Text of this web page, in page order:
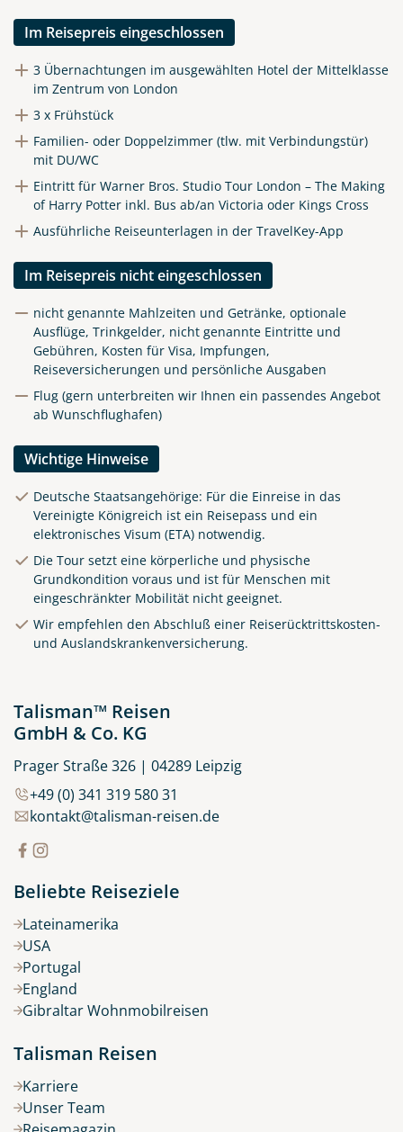
Morgenpanorama der
London Tower Bridge mit
© Pawel Pajor - stock.adobe.com
Im Reisepreis eingeschlossen
3 Übernachtungen im ausgewählten Hotel der Mittelklasse
im Zentrum von London
3 x Frühstück
Familien- oder Doppelzimmer (tlw. mit Verbindungstür)
mit DU/WC
Eintritt für Warner Bros. Studio Tour London – The Making
of Harry Potter inkl. Bus ab/an Victoria oder Kings Cross
Ausführliche Reiseunterlagen in der TravelKey-App
Im Reisepreis nicht eingeschlossen
nicht genannte Mahlzeiten und Getränke, optionale
Ausflüge, Trinkgelder, nicht genannte Eintritte und
Gebühren, Kosten für Visa, Impfungen,
Reiseversicherungen und persönliche Ausgaben
Flug (gern unterbreiten wir Ihnen ein passendes Angebot
ab Wunschflughafen)
Wichtige Hinweise
Deutsche Staatsangehörige: Für die Einreise in das
Vereinigte Königreich ist ein Reisepass und ein
elektronisches Visum (ETA) notwendig.
Die Tour setzt eine körperliche und physische
Grundkondition voraus und ist für Menschen mit
eingeschränkter Mobilität nicht geeignet.
Wir empfehlen den Abschluß einer Reiserücktrittskosten-
und Auslandskrankenversicherung.
Talisman™ Reisen
GmbH & Co. KG
Prager Straße 326 | 04289 Leipzig
+49 (0) 341 319 580 31
kontakt@talisman-reisen.de
Beliebte Reiseziele
Lateinamerika
USA
Portugal
England
Gibraltar Wohnmobilreisen
Talisman Reisen
Karriere
Unser Team